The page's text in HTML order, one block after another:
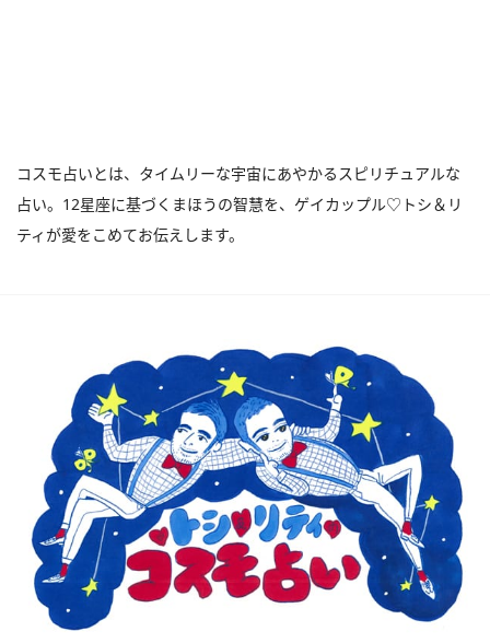
コスモ占いとは、タイムリーな宇宙にあやかるスピリチュアルな
占い。12星座に基づくまほうの智慧を、ゲイカップル♡トシ＆リ
ティが愛をこめてお伝えします。